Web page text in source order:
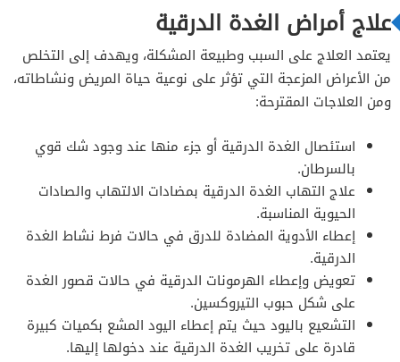
علاج أمراض الغدة الدرقية
يعتمد العلاج على السبب وطبيعة المشكلة، ويهدف إلى التخلص
من الأعراض المزعجة التي تؤثر على نوعية حياة المريض ونشاطاته،
ومن العلاجات المقترحة:
استئصال الغدة الدرقية أو جزء منها عند وجود شك قوي
بالسرطان.
علاج التهاب الغدة الدرقية بمضادات الالتهاب والصادات
الحيوية المناسبة.
إعطاء الأدوية المضادة للدرق في حالات فرط نشاط الغدة
الدرقية.
تعويض وإعطاء الهرمونات الدرقية في حالات قصور الغدة
على شكل حبوب التيروكسين.
التشعيع باليود حيث يتم إعطاء اليود المشع بكميات كبيرة
قادرة على تخريب الغدة الدرقية عند دخولها إليها.